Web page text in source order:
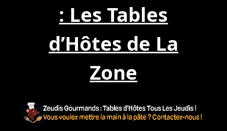
: Les Tables
d’Hôtes de La
Zone